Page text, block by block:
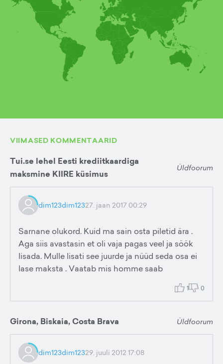
VIIMASED KOMMENTAARID
Tui.se lehel Eesti krediitkaardiga
maksmine KIIRE küsimus
Üldfoorum
dim123dim12327. jaan 2017 00:29
Sarnane olukord. Kuid ma sain osta piletid ära .
Aga siis avastasin et oli vaja pagas veel ja söök
lisada. Mulle lisati see juurde ja nüüd seda osa ei
lase maksta . Vaatab mis homme saab
1 0
Girona, Biskaia, Costa Brava Üldfoorum
dim123dim12329. juuli 2012 17:08